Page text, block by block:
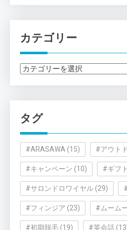
カテゴリー
カ
ー
タグ
#ARASAWA (15) #アウト
#キャンペーン (10) #ギフト
#サロンドロワイヤル (29)
#フィンジア (23) #ムーム
#初期脱毛 (19) #英会話